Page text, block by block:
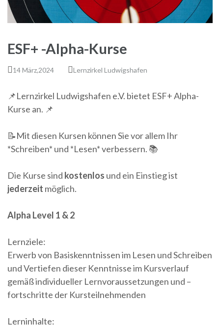
ESF+ -Alpha-Kurse
14 März,2024 Lernzirkel Ludwigshafen
📌Lernzirkel Ludwigshafen e.V. bietet ESF+ Alpha-
Kurse an. 📌
📝Mit diesen Kursen können Sie vor allem Ihr
*Schreiben* und *Lesen* verbessern. 📚
Die Kurse sind kostenlos und ein Einstieg ist
jederzeit möglich.
Alpha Level 1 & 2
Lernziele:
Erwerb von Basiskenntnissen im Lesen und Schreiben
und Vertiefen dieser Kenntnisse im Kursverlauf
gemäß individueller Lernvoraussetzungen und –
fortschritte der Kursteilnehmenden
Lerninhalte: